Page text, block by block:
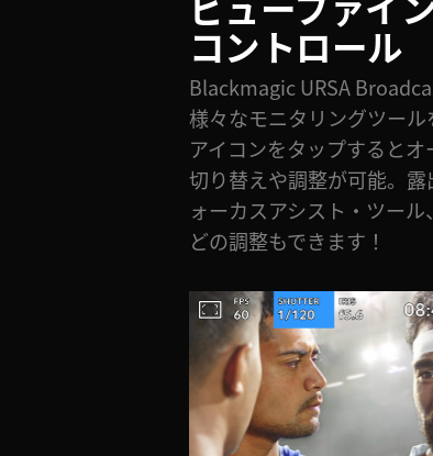
コントロール
Blackmagic URSA
様々なモニタリングツー
アイコンをタップすると
切り替えや調整が可能。
ォーカスアシスト・ツー
どの調整もできます！